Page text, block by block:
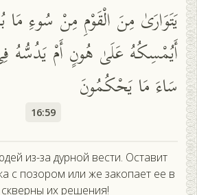
يَتَوَارَىٰ مِنَ الْقَوْمِ مِنْ سُوءِ مَا
أَيُمْسِكُهُ عَلَىٰ هُونٍ أَمْ يَدُسُّهُ
سَاءَ مَا يَحْكُمُونَ
16:59
из-за дурной вести. Оставит
с позором или же закопает ее в
их решения!